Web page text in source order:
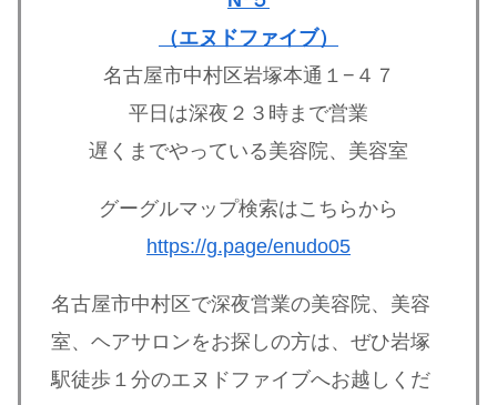
（エヌドファイブ）
名古屋市中村区岩塚本通１−４７
平日は深夜２３時まで営業
遅くまでやっている美容院、美容室
グーグルマップ検索はこちらから
https://g.page/enudo05
名古屋市中村区で深夜営業の美容院、美容
室、ヘアサロンをお探しの方は、ぜひ岩塚
駅徒歩１分のエヌドファイブへお越しくだ